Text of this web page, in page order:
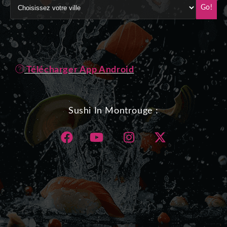
Go!
Télécharger App Android
Sushi In Montrouge :